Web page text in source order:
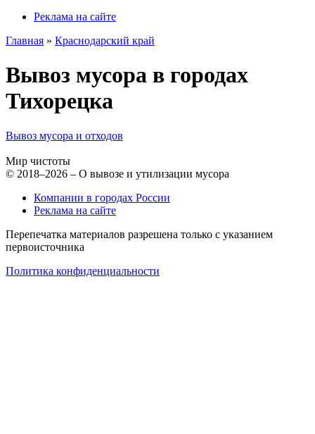
Реклама на сайте
Главная » Краснодарский край
Вывоз мусора в городах
Тихорецка
Вывоз мусора и отходов
Мир чистоты
© 2018–2026 – О вывозе и утилизации мусора
Компании в городах России
Реклама на сайте
Перепечатка материалов разрешена только с указанием
первоисточника
Политика конфиденциальности